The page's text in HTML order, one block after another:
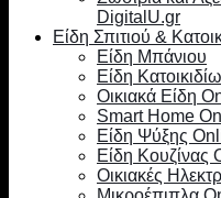
DigitalU.gr
Είδη Σπιτιού &
Είδη Μπάνιου
Είδη
Οικιακά Είδη
Smart Home
Είδη Ψύξης
Είδη
Οικιακές